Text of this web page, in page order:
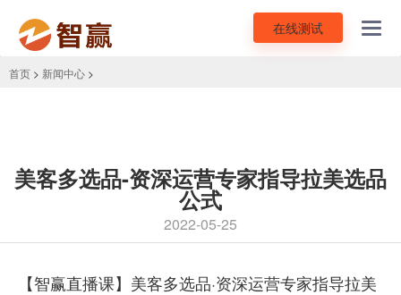
在线测试
首页 > 新闻中心 >
美客多选品-资深运营专家指导拉美选品
公式
2022-05-25
【智赢直播课】美客多选品·资深运营专家指导拉美